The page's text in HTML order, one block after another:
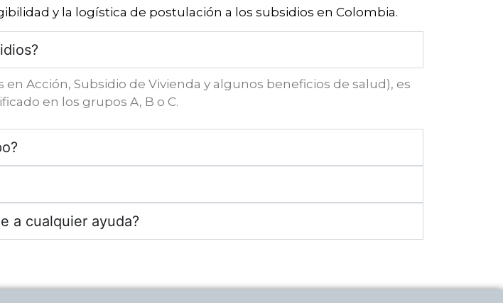
y la logística de postulación a los subsidios en Colombia.
Acción, Subsidio de Vivienda y algunos beneficios de salud), es
en los grupos A, B o C.
a cualquier ayuda?